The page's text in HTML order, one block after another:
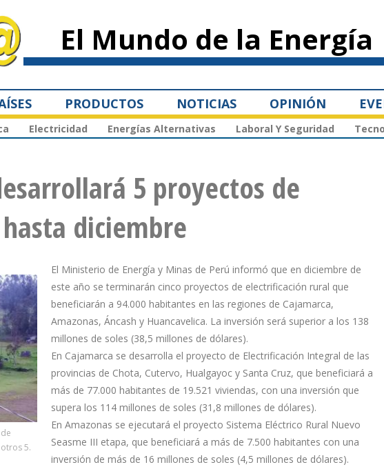
principal
El Mundo de la Energía
PRODUCTOS NOTICIAS OPINIÓN
Electricidad Energías Alternativas Laboral Y Seguridad
5 proyectos de
diciembre
5.
El Ministerio de Energía y Minas de Perú informó que en diciembre de
este año se terminarán cinco proyectos de electrificación rural que
beneficiarán a 94.000 habitantes en las regiones de Cajamarca,
Amazonas, Áncash y Huancavelica. La inversión será superior a los 138
millones de soles (38,5 millones de dólares).
En Cajamarca se desarrolla el proyecto de Electrificación Integral de las
provincias de Chota, Cutervo, Hualgayoc y Santa Cruz, que beneficiará a
más de 77.000 habitantes de 19.521 viviendas, con una inversión que
supera los 114 millones de soles (31,8 millones de dólares).
En Amazonas se ejecutará el proyecto Sistema Eléctrico Rural Nuevo
Seasme III etapa, que beneficiará a más de 7.500 habitantes con una
inversión de más de 16 millones de soles (4,5 millones de dólares).